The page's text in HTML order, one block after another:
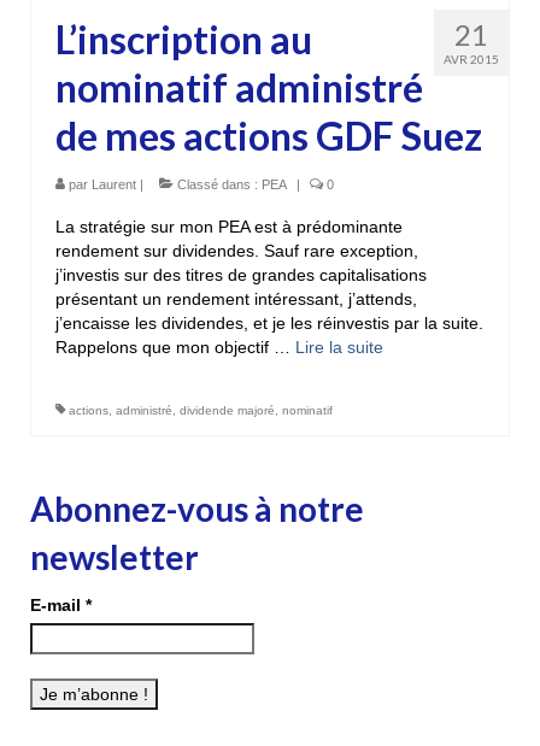
21
AVR 2015
L’inscription au
nominatif administré
de mes actions GDF Suez
par Laurent | Classé dans : PEA | 0
La stratégie sur mon PEA est à prédominante
rendement sur dividendes. Sauf rare exception,
j’investis sur des titres de grandes capitalisations
présentant un rendement intéressant, j’attends,
j’encaisse les dividendes, et je les réinvestis par la suite.
Rappelons que mon objectif … Lire la suite­­
actions administré dividende majoré nominatif
Abonnez-vous à notre
newsletter
E-mail *